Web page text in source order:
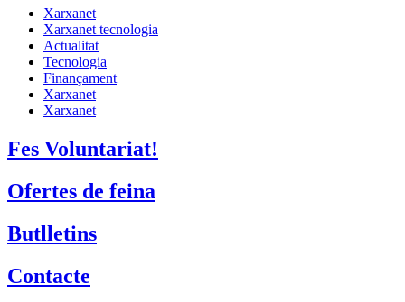
Xarxanet
Xarxanet tecnologia
Actualitat
Tecnologia
Finançament
Xarxanet
Xarxanet
Fes Voluntariat!
Ofertes de feina
Butlletins
Contacte